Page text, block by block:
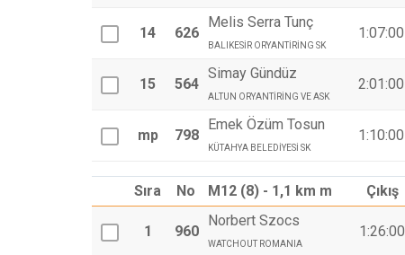
14 626
Melis Serra Tunç
BALIKESİR ORYANTİRİNG SK
1:07:00
15 564
Simay Gündüz
ALTUN ORYANTİRİNG VE ASK
2:01:00
mp 798
Emek Özüm Tosun
KÜTAHYA BELEDİYESİ SK
1:10:00
Sıra No M12 (8) - 1,1 km m Çıkış
1 960
Norbert Szocs
WATCHOUT ROMANIA
1:26:00